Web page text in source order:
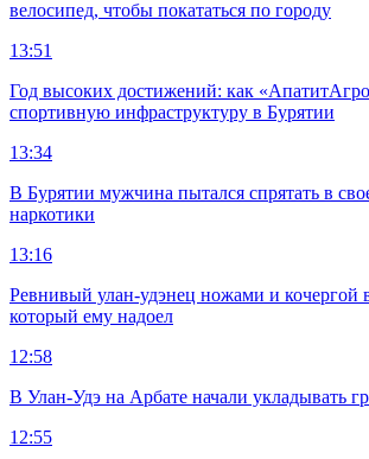
велосипед, чтобы покататься по городу
13:51
Год высоких достижений: как
спортивную инфраструктуру в Бурятии
13:34
В Бурятии мужчина пытался спрятать в
наркотики
13:16
Ревнивый улан-удэнец ножами и кочергой
который ему надоел
12:58
В Улан-Удэ на Арбате начали укладывать
12:55